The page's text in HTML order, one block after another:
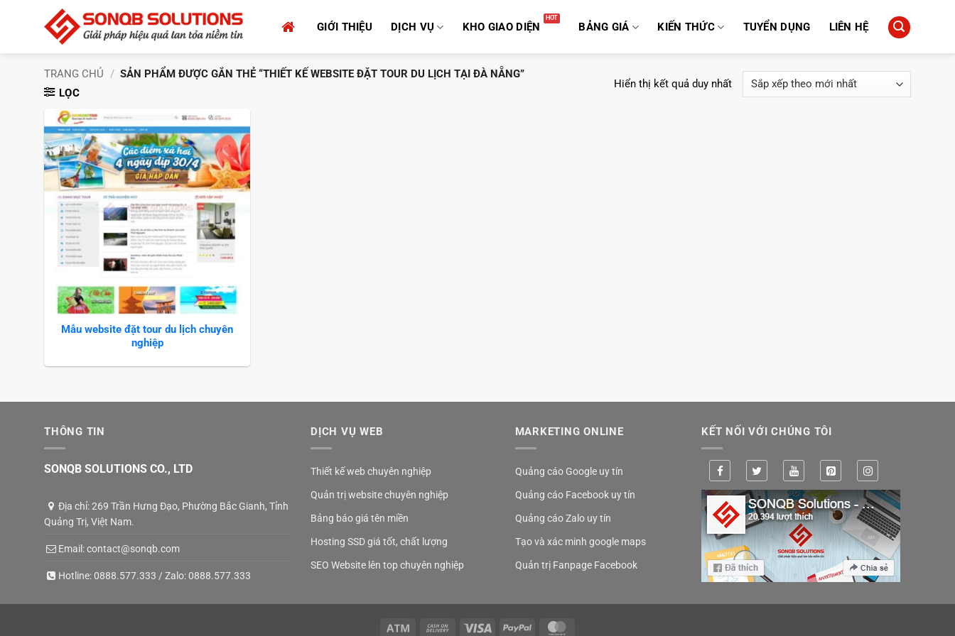
GIỚI THIỆU DỊCH VỤ KHO GIAO DIỆN BẢNG GIÁ KIẾN THỨC TUYỂN DỤNG LIÊN HỆ
TRANG CHỦ / SẢN PHẨM ĐƯỢC GẮN THẺ “THIẾT KẾ WEBSITE ĐẶT TOUR DU LỊCH TẠI ĐÀ NẴNG”
LỌC
Hiển thị kết quả duy nhất
Mẫu website đặt tour du lịch chuyên
nghiệp
THÔNG TIN
SONQB SOLUTIONS CO., LTD
Địa chỉ: 269 Trần Hưng Đạo, Phường Bắc Gianh, Tỉnh
Quảng Trị, Việt Nam.
Email:contact@sonqb.com
Hotline:0888.577.333 / Zalo:0888.577.333
DỊCH VỤ WEB
Thiết kế web chuyên nghiệp
Quản trị website chuyên nghiệp
Bảng báo giá tên miền
Hosting SSD giá tốt, chất lượng
SEO Website lên top chuyên nghiệp
MARKETING ONLINE
Quảng cáo Google uy tín
Quảng cáo Facebook uy tín
Quảng cáo Zalo uy tín
Tạo và xác minh google maps
Quản trị Fanpage Facebook
KẾT NỐI VỚI CHÚNG TÔI
Atm Cash Visa PayPal